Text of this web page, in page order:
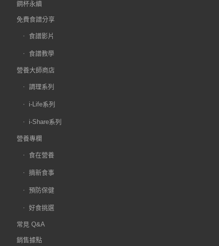
鋼杯永續
免費食譜分享
食譜影片
食譜教學
營養大師商店
調理系列
i-Life系列
i-Share系列
營養專欄
食在營養
摘新食事
預防保健
好食挑選
常見 Q&A
銷售據點